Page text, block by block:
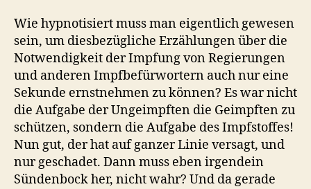
Wie hypnotisiert muss man eigentlich gewesen
sein, um diesbezügliche Erzählungen über die
Notwendigkeit der Impfung von Regierungen
und anderen Impfbefürwortern auch nur eine
Sekunde ernstnehmen zu können? Es war nicht
die Aufgabe der Ungeimpften die Geimpften zu
schützen, sondern die Aufgabe des Impfstoffes!
Nun gut, der hat auf ganzer Linie versagt, und
nur geschadet. Dann muss eben irgendein
Sündenbock her, nicht wahr? Und da gerade